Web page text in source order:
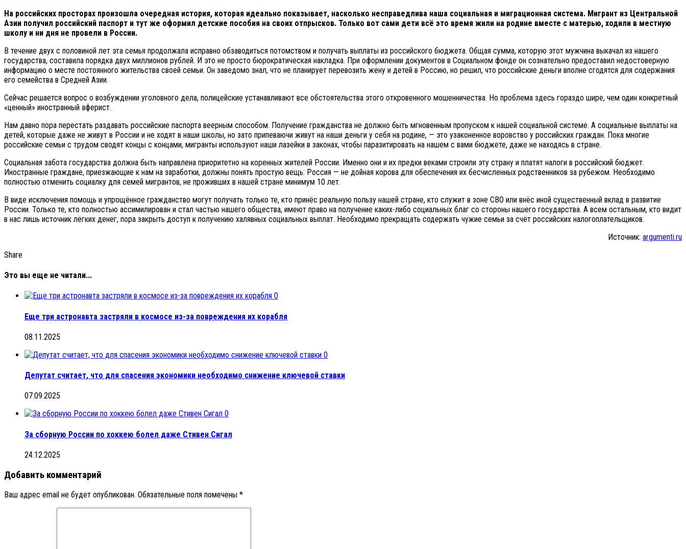
На российских просторах произошла очередная история, которая идеально показывает, насколько несправедлива наша социальная и миграционная система. Мигрант из Центральной
Азии получил российский паспорт и тут же оформил детские пособия на своих отпрысков. Только вот сами дети всё это время жили на родине вместе с матерью, ходили в местную
школу и ни дня не провели в России.
В течение двух с половиной лет эта семья продолжала исправно обзаводиться потомством и получать выплаты из российского бюджета. Общая сумма, которую этот мужчина выкачал из нашего
государства, составила порядка двух миллионов рублей. И это не просто бюрократическая накладка. При оформлении документов в Социальном фонде он сознательно предоставил недостоверную
информацию о месте постоянного жительства своей семьи. Он заведомо знал, что не планирует перевозить жену и детей в Россию, но решил, что российские деньги вполне сгодятся для содержания
его семейства в Средней Азии.
Сейчас решается вопрос о возбуждении уголовного дела, полицейские устанавливают все обстоятельства этого откровенного мошенничества. Но проблема здесь гораздо шире, чем один конкретный
«ценный» иностранный аферист.
Нам давно пора перестать раздавать российские паспорта веерным способом. Получение гражданства не должно быть мгновенным пропуском к нашей социальной системе. А социальные выплаты на
детей, которые даже не живут в России и не ходят в наши школы, но зато припеваючи живут на наши деньги у себя на родине, — это узаконенное воровство у российских граждан. Пока многие
российские семьи с трудом сводят концы с концами, мигранты используют наши лазейки в законах, чтобы паразитировать на нашем с вами бюджете, даже не находясь в стране.
Социальная забота государства должна быть направлена приоритетно на коренных жителей России. Именно они и их предки веками строили эту страну и платят налоги в российский бюджет.
Иностранные граждане, приезжающие к нам на заработки, должны понять простую вещь: Россия — не дойная корова для обеспечения их бесчисленных родственников за рубежом. Необходимо
полностью отменить социалку для семей мигрантов, не проживших в нашей стране минимум 10 лет.
В виде исключения помощь и упрощённое гражданство могут получать только те, кто принёс реальную пользу нашей стране, кто служит в зоне СВО или внёс иной существенный вклад в развитие
России. Только те, кто полностью ассимилирован и стал частью нашего общества, имеют право на получение каких-либо социальных благ со стороны нашего государства. А всем остальным, кто видит
в нас лишь источник лёгких денег, пора закрыть доступ к получению халявных социальных выплат. Необходимо прекращать содержать чужие семьи за счёт российских налогоплательщиков.
Источник: argumenti.ru
Share
Это вы еще не читали...
0
Еще три астронавта застряли в космосе из-за повреждения их корабля
08.11.2025
0
Депутат считает, что для спасения экономики необходимо снижение ключевой ставки
07.09.2025
0
За сборную России по хоккею болел даже Стивен Сигал
24.12.2025
Добавить комментарий
Ваш адрес email не будет опубликован. Обязательные поля помечены *